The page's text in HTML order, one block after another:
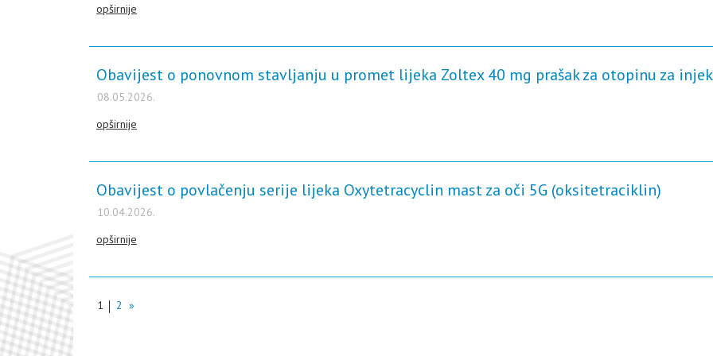
opširnije
Obavijest o ponovnom stavljanju u promet lijeka Zoltex 40 mg prašak za otopinu za
08.05.2026.
opširnije
Obavijest o povlačenju serije lijeka Oxytetracyclin mast za oči 5G (oksitetraciklin)
10.04.2026.
opširnije
1 2 »